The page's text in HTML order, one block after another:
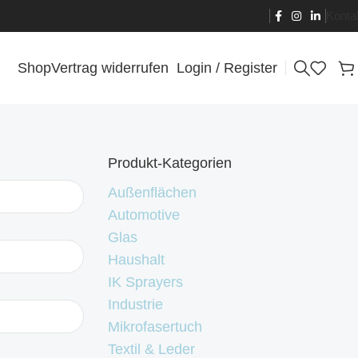
ShopVertrag widerrufen Login / Register
Produkt-Kategorien
Außenflächen
Automotive
Glas
Haushalt
IK Sprayers
Industrie
Mikrofasertuch
Textil & Leder